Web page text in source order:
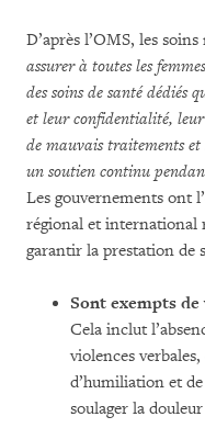
D’après l’OMS, les
assurer à toutes les
des soins de santé
et leur confidentialité, leur
de mauvais traitements
un soutien continu
Les gouvernements ont
régional et international
garantir la prestation de
Sont exempts
Cela inclut
violences
d’humiliation et
soulager la